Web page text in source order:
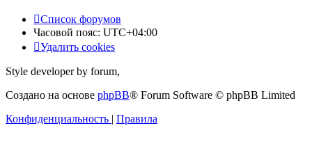
Список форумов
Часовой пояс: UTC+04:00
Удалить cookies
Style developer by forum,
Создано на основе phpBB® Forum Software © phpBB Limited
Конфиденциальность | Правила